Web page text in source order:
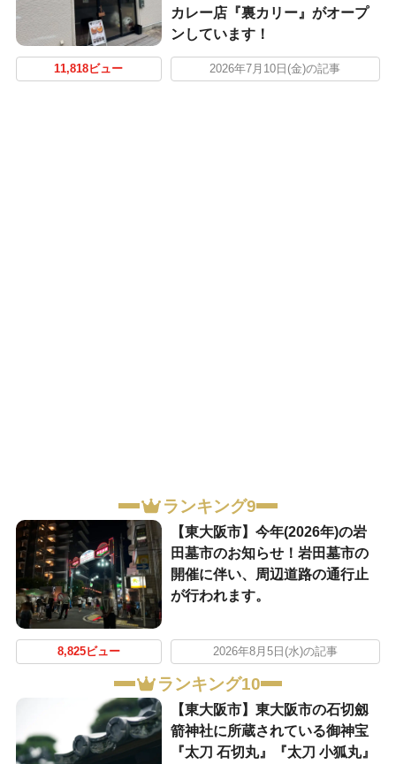
カレー店『裏カリー』がオープ
ンしています！
11,818ビュー 2026年7月10日(金)の記事
ランキング9
【東大阪市】今年(2026年)の岩
田墓市のお知らせ！岩田墓市の
開催に伴い、周辺道路の通行止
が行われます。
8,825ビュー 2026年8月5日(水)の記事
ランキング10
【東大阪市】東大阪市の石切劔
箭神社に所蔵されている御神宝
『太刀 石切丸』『太刀 小狐丸』